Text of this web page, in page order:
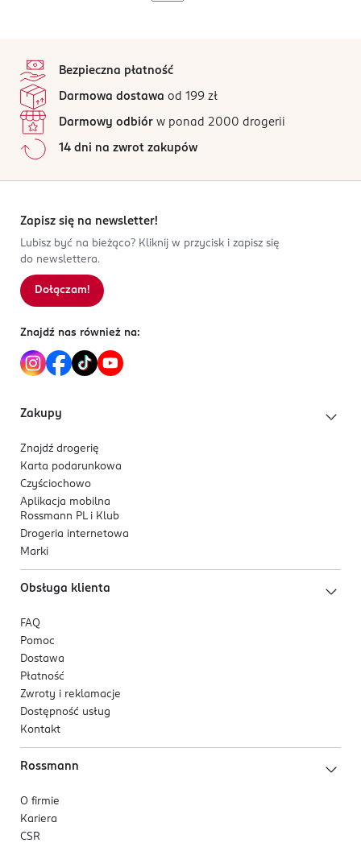
Bezpieczna płatność
Darmowa dostawa od 199 zł
Darmowy odbiór w ponad 2000 drogerii
14 dni na zwrot zakupów
Zapisz się na newsletter!
Lubisz być na bieżąco? Kliknij w przycisk i zapisz się
do newslettera.
Dołączam!
Znajdź nas również na:
Zakupy
Znajdź drogerię
Karta podarunkowa
Czyściochowo
Aplikacja mobilna
Rossmann PL i Klub
Drogeria internetowa
Marki
Obsługa klienta
FAQ
Pomoc
Dostawa
Płatność
Zwroty i reklamacje
Dostępność usług
Kontakt
Rossmann
O firmie
Kariera
CSR